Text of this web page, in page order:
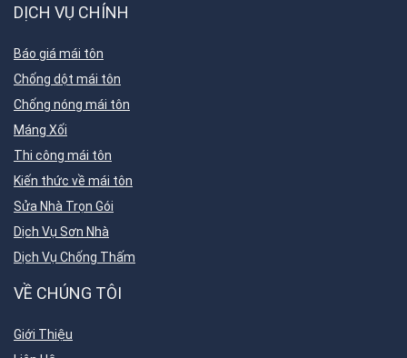
DỊCH VỤ CHÍNH
Báo giá mái tôn
Chống dột mái tôn
Chống nóng mái tôn
Máng Xối
Thi công mái tôn
Kiến thức về mái tôn
Sửa Nhà Trọn Gói
Dịch Vụ Sơn Nhà
Dịch Vụ Chống Thấm
VỀ CHÚNG TÔI
Giới Thiệu